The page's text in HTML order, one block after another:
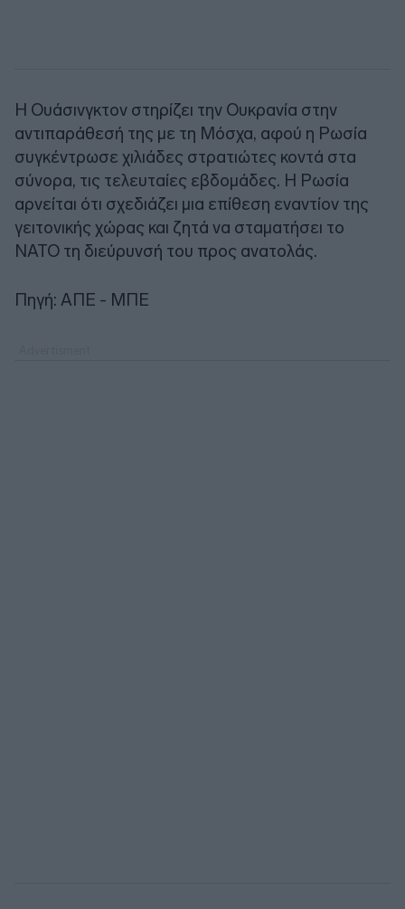
Η Ουάσινγκτον στηρίζει την Ουκρανία στην
αντιπαράθεσή της με τη Μόσχα, αφού η Ρωσία
συγκέντρωσε χιλιάδες στρατιώτες κοντά στα
σύνορα, τις τελευταίες εβδομάδες. Η Ρωσία
αρνείται ότι σχεδιάζει μια επίθεση εναντίον της
γειτονικής χώρας και ζητά να σταματήσει το
ΝΑΤΟ τη διεύρυνσή του προς ανατολάς.
Πηγή: ΑΠΕ - ΜΠΕ